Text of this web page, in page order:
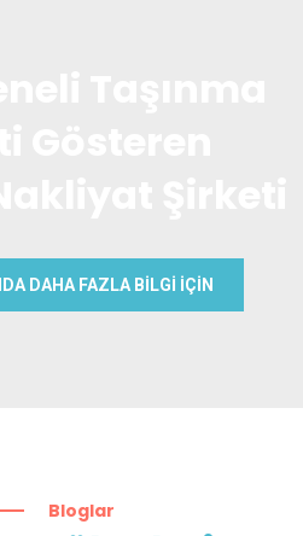
DAHA FAZLA BİLGİ İÇİN
Bloglar